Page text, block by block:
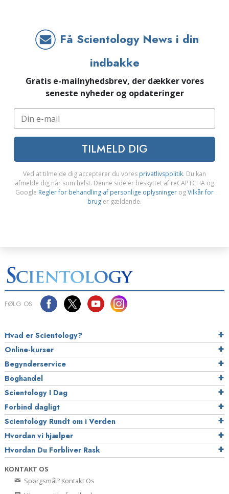
Få Scientology News i din
indbakke
Gratis e-mailnyhedsbrev, der dækker vores
seneste nyheder og opdateringer
TILMELD DIG
Ved at tilmelde dig accepterer du vores privatlivspolitik. Du kan
afmelde dig når som helst. Denne side er beskyttet af reCAPTCHA og
Google Regler for behandling af personlige oplysninger ogVilkår for
brug er gældende.
FØLG OS
Hvad er Scientology?
Online-kurser
Begynderservice
Boghandel
Scientology I Dag
Forbind dagligt
Scientology Rundt om i Verden
Hvordan vi hjælper
Hvordan Du Forbliver Rask
KONTAKT OS
Spørgsmål? Kontakt Os